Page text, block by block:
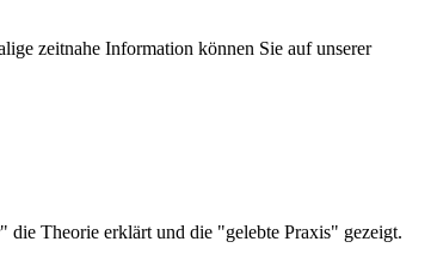
zeitnahe Information können Sie auf unserer
Theorie erklärt und die "gelebte Praxis" gezeigt.